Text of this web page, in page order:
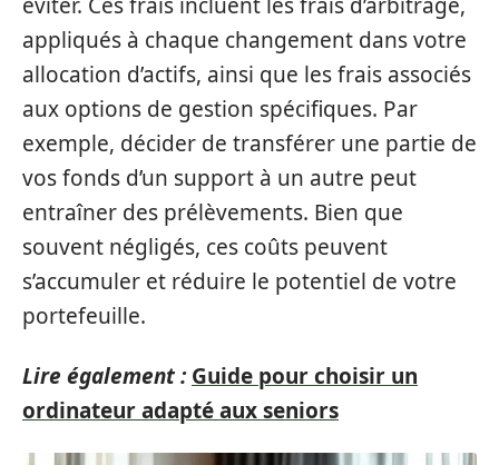
appliqués à chaque changement dans votre
allocation d’actifs, ainsi que les frais associés
aux options de gestion spécifiques. Par
exemple, décider de transférer une partie de
vos fonds d’un support à un autre peut
entraîner des prélèvements. Bien que
souvent négligés, ces coûts peuvent
s’accumuler et réduire le potentiel de votre
portefeuille.
Lire également : Guide pour choisir un
ordinateur adapté aux seniors